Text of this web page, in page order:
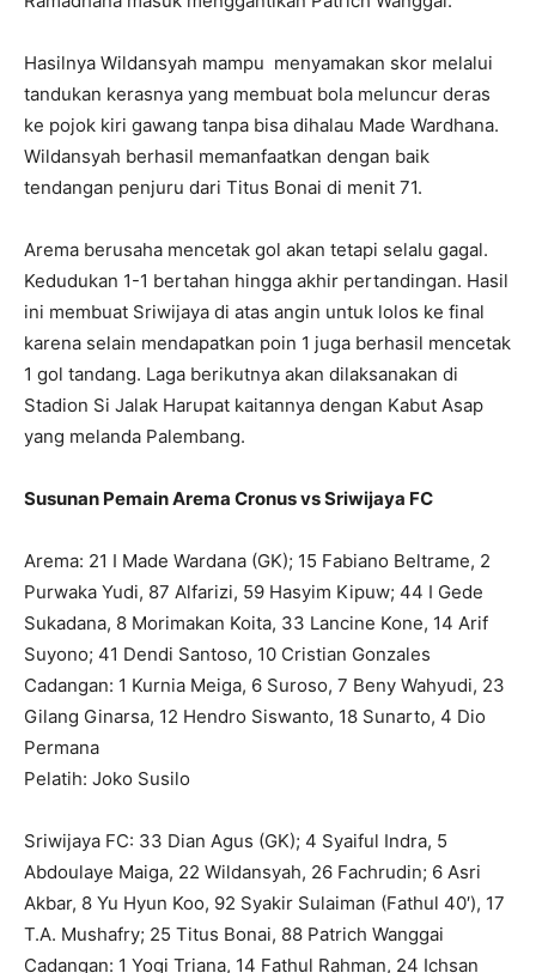
Hasilnya Wildansyah mampu menyamakan skor melalui
tandukan kerasnya yang membuat bola meluncur deras
ke pojok kiri gawang tanpa bisa dihalau Made Wardhana.
Wildansyah berhasil memanfaatkan dengan baik
tendangan penjuru dari Titus Bonai di menit 71.
Arema berusaha mencetak gol akan tetapi selalu gagal.
Kedudukan 1-1 bertahan hingga akhir pertandingan. Hasil
ini membuat Sriwijaya di atas angin untuk lolos ke final
karena selain mendapatkan poin 1 juga berhasil mencetak
1 gol tandang. Laga berikutnya akan dilaksanakan di
Stadion Si Jalak Harupat kaitannya dengan Kabut Asap
yang melanda Palembang.
Susunan Pemain Arema Cronus vs Sriwijaya FC
Arema: 21 I Made Wardana (GK); 15 Fabiano Beltrame, 2
Purwaka Yudi, 87 Alfarizi, 59 Hasyim Kipuw; 44 I Gede
Sukadana, 8 Morimakan Koita, 33 Lancine Kone, 14 Arif
Suyono; 41 Dendi Santoso, 10 Cristian Gonzales
Cadangan: 1 Kurnia Meiga, 6 Suroso, 7 Beny Wahyudi, 23
Gilang Ginarsa, 12 Hendro Siswanto, 18 Sunarto, 4 Dio
Permana
Pelatih: Joko Susilo
Sriwijaya FC: 33 Dian Agus (GK); 4 Syaiful Indra, 5
Abdoulaye Maiga, 22 Wildansyah, 26 Fachrudin; 6 Asri
Akbar, 8 Yu Hyun Koo, 92 Syakir Sulaiman (Fathul 40′), 17
T.A. Mushafry; 25 Titus Bonai, 88 Patrich Wanggai
Cadangan: 1 Yogi Triana, 14 Fathul Rahman, 24 Ichsan